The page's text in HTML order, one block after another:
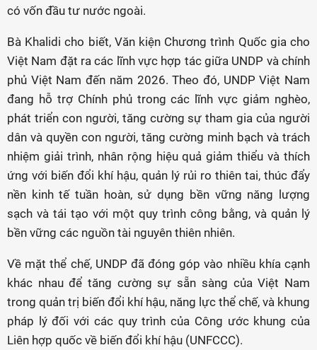
có vốn đầu tư nước ngoài.
Bà Khalidi cho biết, Văn kiện Chương trình Quốc gia cho
Việt Nam đặt ra các lĩnh vực hợp tác giữa UNDP và chính
phủ Việt Nam đến năm 2026. Theo đó, UNDP Việt Nam
đang hỗ trợ Chính phủ trong các lĩnh vực giảm nghèo,
phát triển con người, tăng cường sự tham gia của người
dân và quyền con người, tăng cường minh bạch và trách
nhiệm giải trình, nhân rộng hiệu quả giảm thiểu và thích
ứng với biến đổi khí hậu, quản lý rủi ro thiên tai, thúc đẩy
nền kinh tế tuần hoàn, sử dụng bền vững năng lượng
sạch và tái tạo với một quy trình công bằng, và quản lý
bền vững các nguồn tài nguyên thiên nhiên.
Về mặt thể chế, UNDP đã đóng góp vào nhiều khía cạnh
khác nhau để tăng cường sự sẵn sàng của Việt Nam
trong quản trị biến đổi khí hậu, năng lực thể chế, và khung
pháp lý đối với các quy trình của Công ước khung của
Liên hợp quốc về biến đổi khí hậu (UNFCCC).